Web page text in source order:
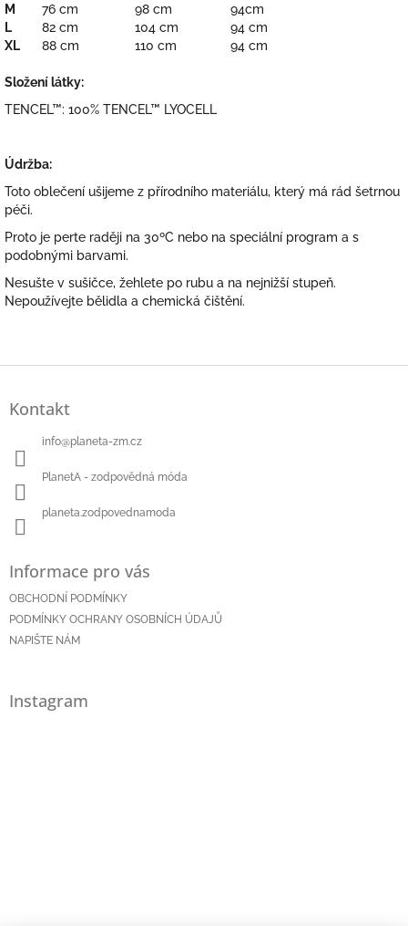
M
76 cm 98 cm
94cm
L
82 cm 104 cm
94 cm
XL
88 cm 110 cm 94 cm
Složení látky:
TENCEL™: 100% TENCEL™ LYOCELL
Údržba:
Toto oblečení ušijeme z přírodního materiálu, který má rád šetrnou
péči.
Proto je perte raději na 30ºC nebo na speciální program a s
podobnými barvami.
Nesušte v sušičce, žehlete po rubu a na nejnižší stupeň.
Nepoužívejte bělidla a chemická čištění.
Z
Kontakt
info@planeta-zm.cz
PlanetA - zodpovědná móda
planeta.zodpovednamoda
Informace pro vás
OBCHODNÍ PODMÍNKY
PODMÍNKY OCHRANY OSOBNÍCH ÚDAJŮ
NAPIŠTE NÁM
Instagram